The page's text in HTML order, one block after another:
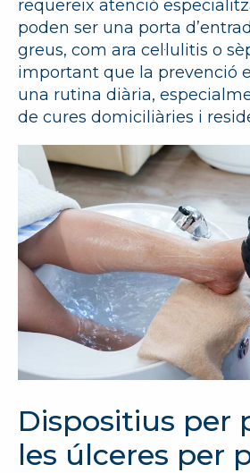
requereix atenció
poden ser una porta
greus, com ara cel·lulitis o
important que la prevenció
una rutina diària,
de cures domiciliàries i
Dispositius per
les úlceres per